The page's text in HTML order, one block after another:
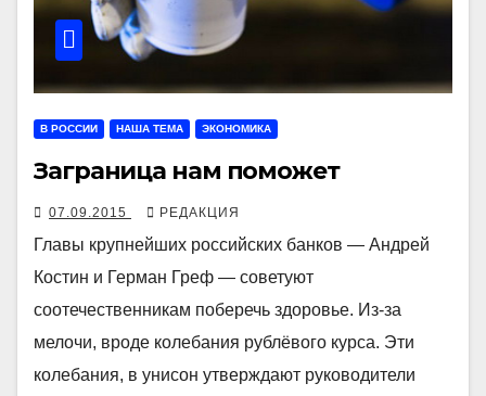
В РОССИИ НАША ТЕМА ЭКОНОМИКА
Заграница нам поможет
07.09.2015 РЕДАКЦИЯ
Главы крупнейших российских банков — Андрей
Костин и Герман Греф — советуют
соотечественникам поберечь здоровье. Из-за
мелочи, вроде колебания рублёвого курса. Эти
колебания, в унисон утверждают руководители